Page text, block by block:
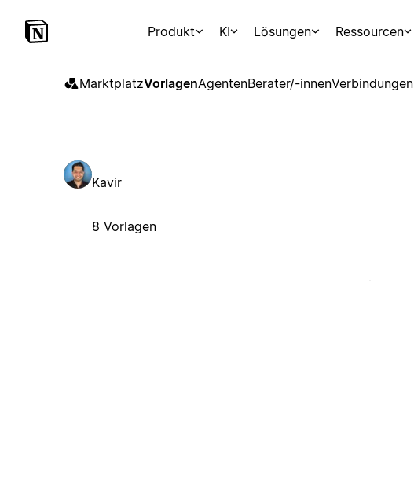
Produkt KI Lösungen Ressourcen
MarktplatzVorlagenAgentenBerater/-innenVerbindungen
Kavir
8 Vorlagen